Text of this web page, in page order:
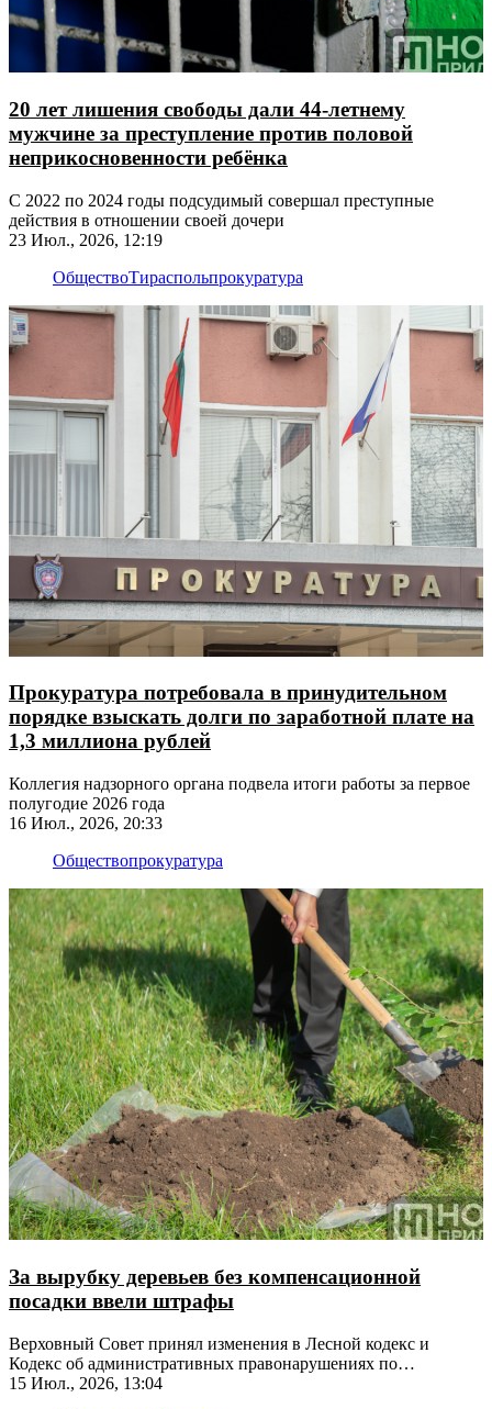
20 лет лишения свободы дали 44-летнему
мужчине за преступление против половой
неприкосновенности ребёнка
С 2022 по 2024 годы подсудимый совершал преступные
действия в отношении своей дочери
23 Июл., 2026, 12:19
ОбществоТираспольпрокуратура
Прокуратура потребовала в принудительном
порядке взыскать долги по заработной плате на
1,3 миллиона рублей
Коллегия надзорного органа подвела итоги работы за первое
полугодие 2026 года
16 Июл., 2026, 20:33
Обществопрокуратура
За вырубку деревьев без компенсационной
посадки ввели штрафы
Верховный Совет принял изменения в Лесной кодекс и
Кодекс об административных правонарушениях по
инициативе Прокурора ПМР
15 Июл., 2026, 13:04